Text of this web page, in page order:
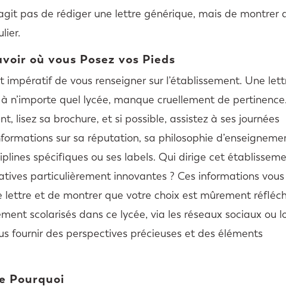
pas de rédiger une lettre générique, mais de montrer
où vous Posez vos Pieds
de vous renseigner sur l’établissement. Une
n’importe quel lycée, manque cruellement de pertinence.
lisez sa brochure, et si possible, assistez à ses journées
sur sa réputation, sa philosophie
spécifiques ou ses labels. Qui dirige cet
particulièrement innovantes ? Ces informations vous
et de montrer que votre choix est mûrement
scolarisés dans ce lycée, via les réseaux sociaux ou
fournir des perspectives précieuses et des éléments
Pourquoi